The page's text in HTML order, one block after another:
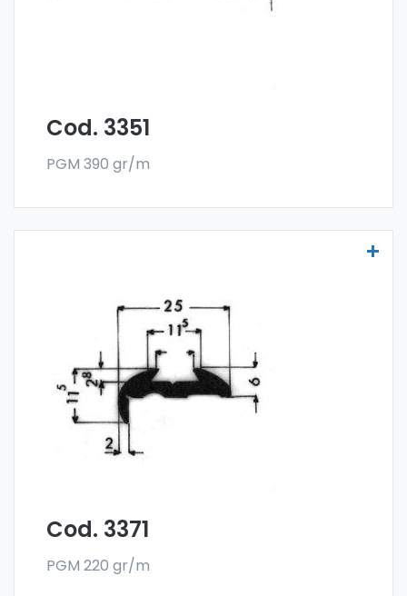
Cod. 3351
PGM 390 gr/m
Cod. 3371
PGM 220 gr/m
Las molduras para vehículos se fabrican
con la especial aleación 6060 y se venden
en el formato en barra. El pedido mínimo es
de 300 kg.